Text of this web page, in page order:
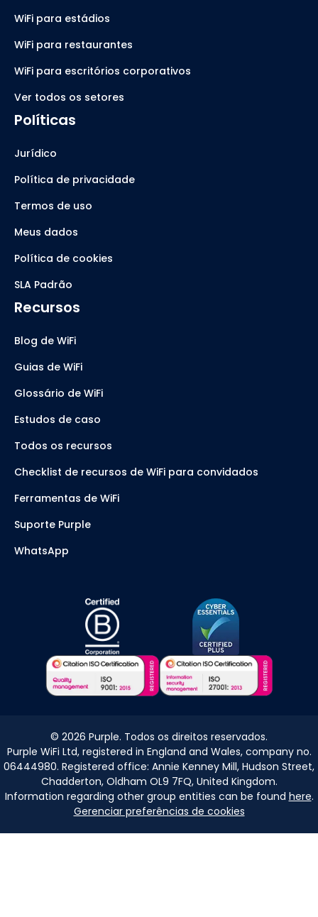
WiFi para estádios
WiFi para restaurantes
WiFi para escritórios corporativos
Ver todos os setores
Políticas
Jurídico
Política de privacidade
Termos de uso
Meus dados
Política de cookies
SLA Padrão
Recursos
Blog de WiFi
Guias de WiFi
Glossário de WiFi
Estudos de caso
Todos os recursos
Checklist de recursos de WiFi para convidados
Ferramentas de WiFi
Suporte Purple
WhatsApp
© 2026 Purple. Todos os direitos reservados.
Purple WiFi Ltd, registered in England and Wales, company no.
06444980. Registered office: Annie Kenney Mill, Hudson Street,
Chadderton, Oldham OL9 7FQ, United Kingdom.
Information regarding other group entities can be found here.
Gerenciar preferências de cookies